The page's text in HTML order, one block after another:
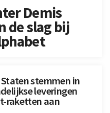
Demis
de slag bij
stemmen in
leveringen
raketten aan